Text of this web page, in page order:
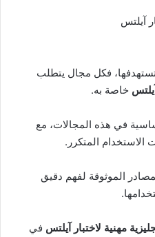
تستهدفها، فكل مجال يتطلب
خاصة به.
في هذه المجالات، مع
الاستخدام المتكرر.
الموثوقة لفهم دقيق
مهنية لاختبار آيلتس في